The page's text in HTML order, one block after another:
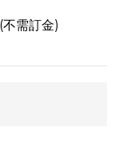
需訂金)